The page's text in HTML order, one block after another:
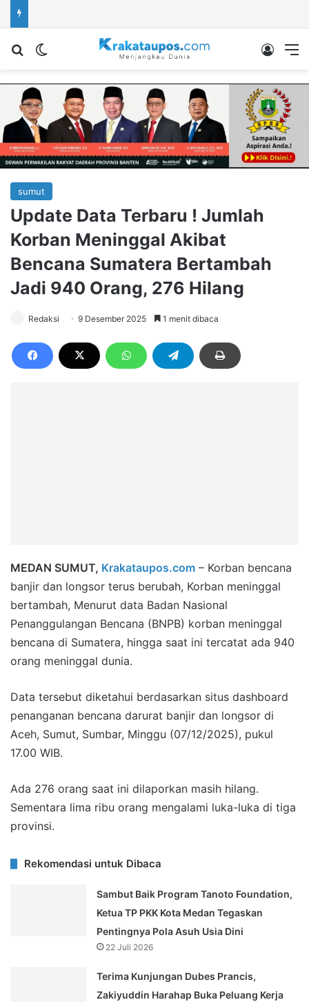
Cari berita...Switch skin Log In
sumut
Update Data Terbaru ! Jumlah
Korban Meninggal Akibat
Bencana Sumatera Bertambah
Jadi 940 Orang, 276 Hilang
Redaksi 9 Desember 2025 1 menit dibaca
MEDAN SUMUT, Krakataupos.com – Korban bencana
banjir dan longsor terus berubah, Korban meninggal
bertambah, Menurut data Badan Nasional
Penanggulangan Bencana (BNPB) korban meninggal
bencana di Sumatera, hingga saat ini tercatat ada 940
orang meninggal dunia.
Data tersebut diketahui berdasarkan situs dashboard
penanganan bencana darurat banjir dan longsor di
Aceh, Sumut, Sumbar, Minggu (07/12/2025), pukul
17.00 WIB.
Ada 276 orang saat ini dilaporkan masih hilang.
Sementara lima ribu orang mengalami luka-luka di tiga
provinsi.
Rekomendasi untuk Dibaca
Sambut Baik Program Tanoto Foundation,
Ketua TP PKK Kota Medan Tegaskan
Pentingnya Pola Asuh Usia Dini
22 Juli 2026
Terima Kunjungan Dubes Prancis,
Zakiyuddin Harahap Buka Peluang Kerja